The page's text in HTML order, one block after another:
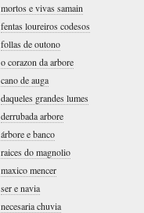
mortos e vivas samain
fentas loureiros codesos
follas de outono
o corazon da arbore
cano de auga
daqueles grandes lumes
derrubada arbore
árbore e banco
raices do magnolio
maxico mencer
ser e navia
necesaria chuvia